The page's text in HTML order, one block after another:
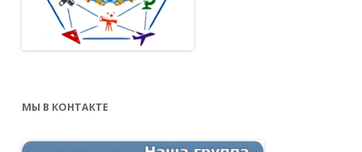
МЫ В КОНТАКТЕ